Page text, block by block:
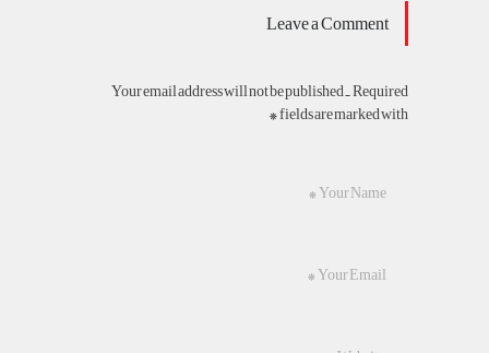
Leave a Comment
Your email address will not be published. Required
fields are marked with *